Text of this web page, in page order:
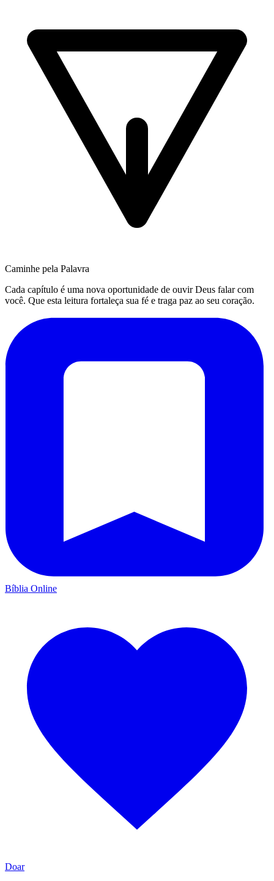
Caminhe pela Palavra
Cada capítulo é uma nova oportunidade de ouvir Deus falar com
você. Que esta leitura fortaleça sua fé e traga paz ao seu coração.
Bíblia Online
Doar